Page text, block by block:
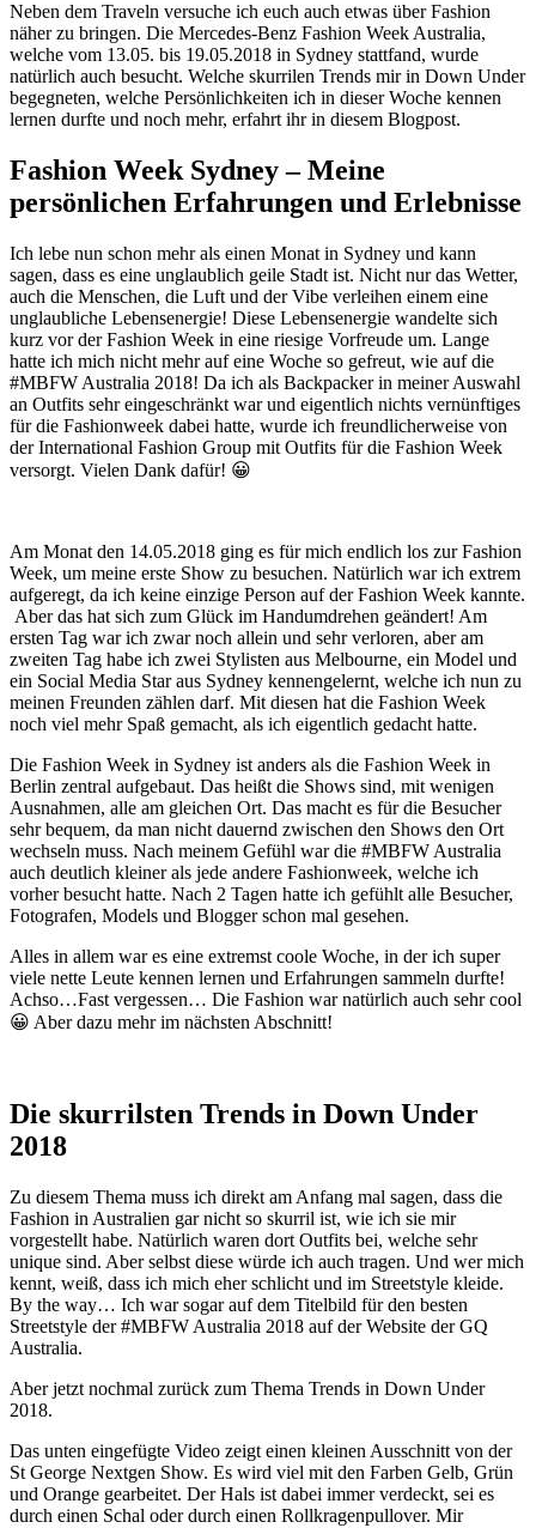
Neben dem Traveln versuche ich euch auch etwas über Fashion
näher zu bringen. Die Mercedes-Benz Fashion Week Australia,
welche vom 13.05. bis 19.05.2018 in Sydney stattfand, wurde
natürlich auch besucht. Welche skurrilen Trends mir in Down Under
begegneten, welche Persönlichkeiten ich in dieser Woche kennen
lernen durfte und noch mehr, erfahrt ihr in diesem Blogpost.
Fashion Week Sydney – Meine
persönlichen Erfahrungen und Erlebnisse
Ich lebe nun schon mehr als einen Monat in Sydney und kann
sagen, dass es eine unglaublich geile Stadt ist. Nicht nur das Wetter,
auch die Menschen, die Luft und der Vibe verleihen einem eine
unglaubliche Lebensenergie! Diese Lebensenergie wandelte sich
kurz vor der Fashion Week in eine riesige Vorfreude um. Lange
hatte ich mich nicht mehr auf eine Woche so gefreut, wie auf die
#MBFW Australia 2018! Da ich als Backpacker in meiner Auswahl
an Outfits sehr eingeschränkt war und eigentlich nichts vernünftiges
für die Fashionweek dabei hatte, wurde ich freundlicherweise von
der International Fashion Group mit Outfits für die Fashion Week
versorgt. Vielen Dank dafür! 😀
Am Monat den 14.05.2018 ging es für mich endlich los zur Fashion
Week, um meine erste Show zu besuchen. Natürlich war ich extrem
aufgeregt, da ich keine einzige Person auf der Fashion Week kannte.
Aber das hat sich zum Glück im Handumdrehen geändert! Am
ersten Tag war ich zwar noch allein und sehr verloren, aber am
zweiten Tag habe ich zwei Stylisten aus Melbourne, ein Model und
ein Social Media Star aus Sydney kennengelernt, welche ich nun zu
meinen Freunden zählen darf. Mit diesen hat die Fashion Week
noch viel mehr Spaß gemacht, als ich eigentlich gedacht hatte.
Die Fashion Week in Sydney ist anders als die Fashion Week in
Berlin zentral aufgebaut. Das heißt die Shows sind, mit wenigen
Ausnahmen, alle am gleichen Ort. Das macht es für die Besucher
sehr bequem, da man nicht dauernd zwischen den Shows den Ort
wechseln muss. Nach meinem Gefühl war die #MBFW Australia
auch deutlich kleiner als jede andere Fashionweek, welche ich
vorher besucht hatte. Nach 2 Tagen hatte ich gefühlt alle Besucher,
Fotografen, Models und Blogger schon mal gesehen.
Alles in allem war es eine extremst coole Woche, in der ich super
viele nette Leute kennen lernen und Erfahrungen sammeln durfte!
Achso…Fast vergessen… Die Fashion war natürlich auch sehr cool
😀 Aber dazu mehr im nächsten Abschnitt!
Die skurrilsten Trends in Down Under
2018
Zu diesem Thema muss ich direkt am Anfang mal sagen, dass die
Fashion in Australien gar nicht so skurril ist, wie ich sie mir
vorgestellt habe. Natürlich waren dort Outfits bei, welche sehr
unique sind. Aber selbst diese würde ich auch tragen. Und wer mich
kennt, weiß, dass ich mich eher schlicht und im Streetstyle kleide.
By the way… Ich war sogar auf dem Titelbild für den besten
Streetstyle der #MBFW Australia 2018 auf der Website der GQ
Australia.
Aber jetzt nochmal zurück zum Thema Trends in Down Under
2018.
Das unten eingefügte Video zeigt einen kleinen Ausschnitt von der
St George Nextgen Show. Es wird viel mit den Farben Gelb, Grün
und Orange gearbeitet. Der Hals ist dabei immer verdeckt, sei es
durch einen Schal oder durch einen Rollkragenpullover. Mir